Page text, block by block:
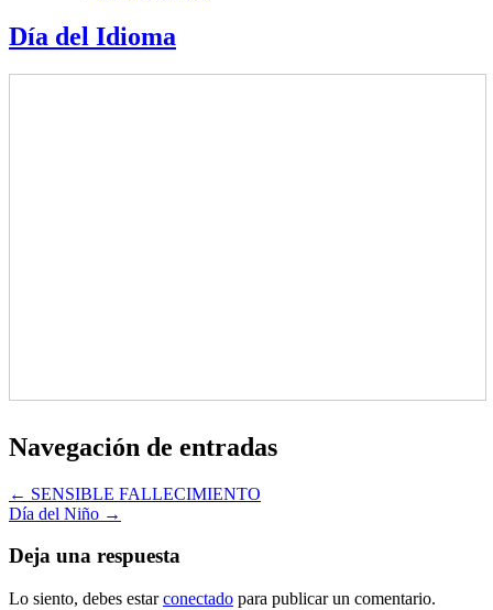
Día del Idioma
Navegación de entradas
← SENSIBLE FALLECIMIENTO
Día del Niño →
Deja una respuesta
Lo siento, debes estarconectado para publicar un comentario.